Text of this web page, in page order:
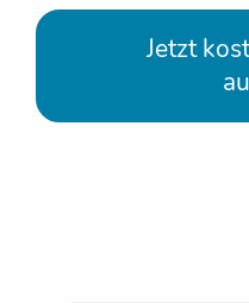
Jetzt